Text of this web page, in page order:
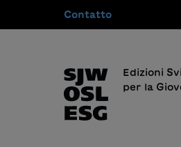
Passa alla
Contatto
Edizioni
per la